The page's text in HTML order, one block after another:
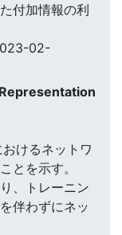
付加情報の利
02-
けるネットワ
とを示す。
、トレーニン
伴わずにネッ